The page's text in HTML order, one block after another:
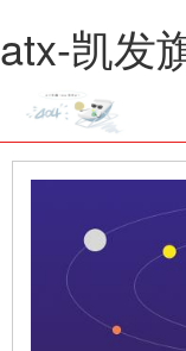
atx-凯发